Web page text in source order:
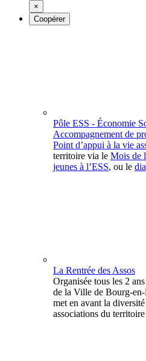
×
Coopérer
Pôle ESS - Économie
Accompagnement de
Point d’appui à la vie
territoire via le Mois de
jeunes à l’ESS, ou le
La Rentrée des Assos
Organisée tous les 2
de la Ville de Bourg-en-
met en avant la
associations du